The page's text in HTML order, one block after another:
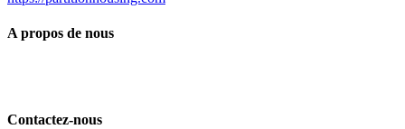
A propos de nous
Contactez-nous